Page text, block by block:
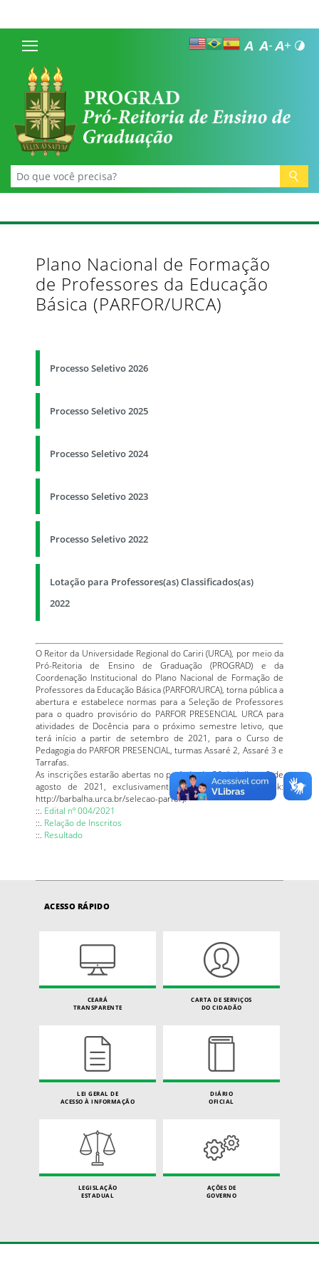
Plano Nacional de Formação
de Professores da Educação
Básica (PARFOR/URCA)
Processo Seletivo 2026
Processo Seletivo 2025
Processo Seletivo 2024
Processo Seletivo 2023
Processo Seletivo 2022
Lotação para Professores(as) Classificados(as)
2022
O Reitor da Universidade Regional do Cariri (URCA), por meio da
Pró-Reitoria de Ensino de Graduação (PROGRAD) e da
Coordenação Institucional do Plano Nacional de Formação de
Professores da Educação Básica (PARFOR/URCA), torna pública a
abertura e estabelece normas para a Seleção de Professores
para o quadro provisório do PARFOR PRESENCIAL URCA para
atividades de Docência para o próximo semestre letivo, que
terá início a partir de setembro de 2021, para o Curso de
Pedagogia do PARFOR PRESENCIAL, turmas Assaré 2, Assaré 3 e
Tarrafas.
As inscrições estarão abertas no período de 26 de julho a 8 de
agosto de 2021, exclusivamente, no site da URCA (Link:
http://barbalha.urca.br/selecao-parfor).
::. Edital nº 004/2021
::. Relação de Inscritos
::. Resultado
ACESSO RÁPIDO
CEARÁ
TRANSPARENTE
CARTA DE SERVIÇOS
DO CIDADÃO
LEI GERAL DE
ACESSO À INFORMAÇÃO
DIÁRIO
OFICIAL
LEGISLAÇÃO
ESTADUAL
AÇÕES DE
GOVERNO